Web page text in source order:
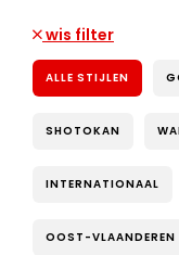
wis filter
ALLE STIJLEN
SHOTOKAN
INTERNATIONAAL
OOST-VLAANDEREN